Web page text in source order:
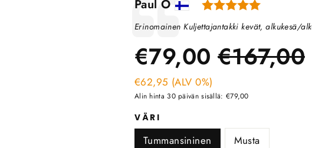
Lausunto
Kirjoittaja:
Paul O
Teksti:
Erinomainen Kuljettajantakki kevät, alkukesä/
€79,00 Normaali
hinta
€167,00
€62,95 (ALV 0%)
Alin hinta 30 päivän sisällä: €79,00
VÄRI
Tummansininen Musta